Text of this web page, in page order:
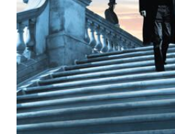
Roman
VonRobert Harris
Verlag:
Heyne|Hutchinson
Heinemann